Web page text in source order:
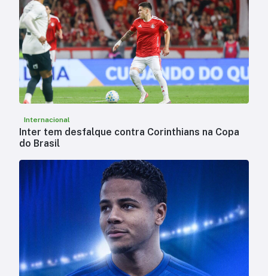
Internacional
Inter tem desfalque contra Corinthians na Copa
do Brasil